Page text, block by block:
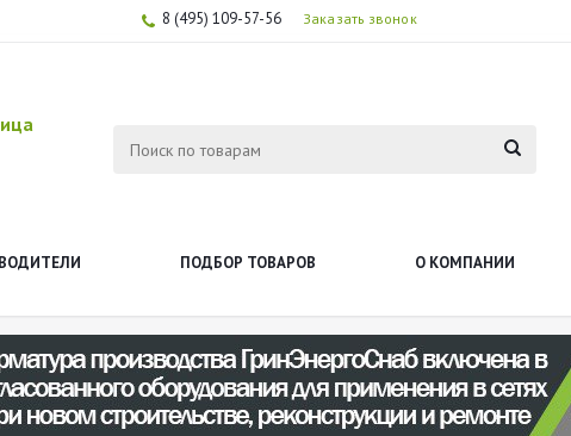
8 (495) 109-57-56 Заказать звонок
ПОДБОР ТОВАРОВ О КОМПАНИИ